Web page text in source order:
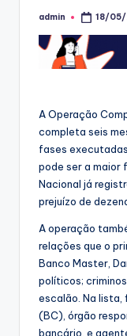
Posted
admin 18/
A Operação
completa seis
fases
pode ser a maior
Nacional já
prejuízo de
A operação
relações que o
Banco Master,
políticos;
escalão. Na lista,
(BC), órgão
bancário, e